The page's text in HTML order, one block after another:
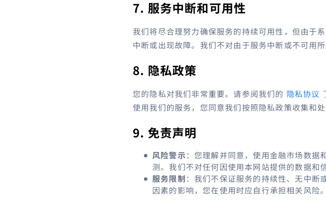
7. 服务中断和可用性
我们将尽合理努力确保服务的持续可用性，但由于
中断或出现故障。我们不对由于服务中断或不可用所
8. 隐私政策
您的隐私对我们非常重要。请参阅我们的 隐私协议
使用我们的服务，您同意我们按照隐私政策收集和处
9. 免责声明
风险警示：您理解并同意，使用金融市场数据
测。我们不对任何因使用本网站提供的数据和
服务限制 ：我们不保证服务的持续性、无中断
因素的影响，您在使用时应自行承担相关风险。